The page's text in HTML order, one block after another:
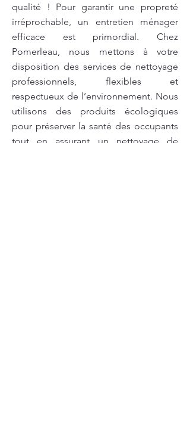
qualité ! Pour garantir une propreté
irréprochable, un entretien ménager
efficace est primordial. Chez
Pomerleau, nous mettons à votre
disposition des services de nettoyage
professionnels, flexibles et
respectueux de l’environnement. Nous
utilisons des produits écologiques
pour préserver la santé des occupants
tout en assurant un nettoyage de